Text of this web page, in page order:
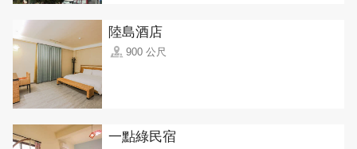
陸島酒店
900 公尺
一點綠民宿